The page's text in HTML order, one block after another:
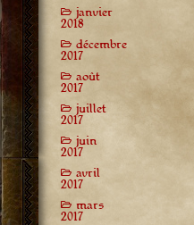
janvier
2018
décembre
2017
août
2017
juillet
2017
juin
2017
avril
2017
mars
2017